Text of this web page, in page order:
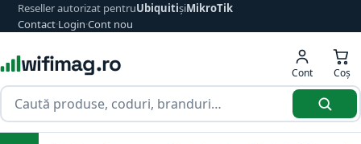
Reseller autorizat pentruUbiquitișiMikroTik
Contact·Login·Cont nou
wifimag.ro Cont Coș